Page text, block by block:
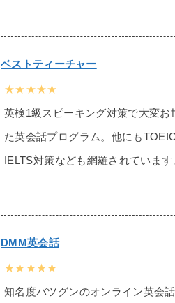
ベストティーチャー
★★★★★
英検1級スピーキング対策で大変お
た英会話プログラム。他にもTOEIC
IELTS対策なども網羅されています
DMM英会話
★★★★★
知名度バツグンのオンライン英会